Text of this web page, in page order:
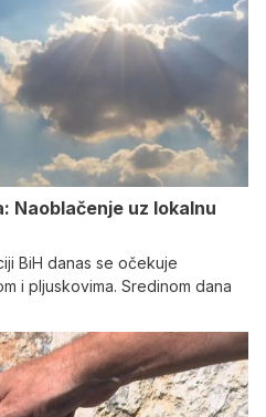
Naoblačenje uz lokalnu
BiH danas se očekuje
i pljuskovima. Sredinom dana